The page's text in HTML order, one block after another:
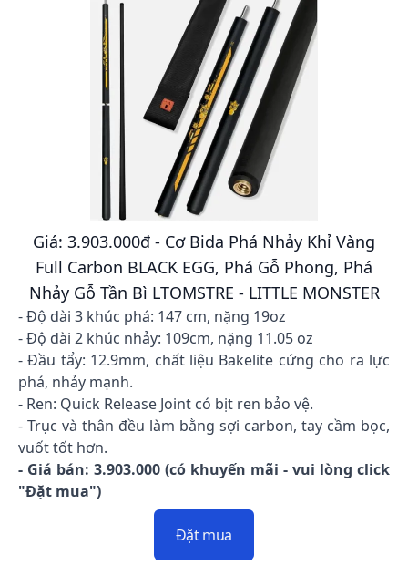
Giá: 3.903.000đ - Cơ Bida Phá Nhảy Khỉ Vàng
Full Carbon BLACK EGG, Phá Gỗ Phong, Phá
Nhảy Gỗ Tần Bì LTOMSTRE - LITTLE MONSTER
- Độ dài 3 khúc phá: 147 cm, nặng 19oz
- Độ dài 2 khúc nhảy: 109cm, nặng 11.05 oz
- Đầu tẩy: 12.9mm, chất liệu Bakelite cứng cho ra lực
phá, nhảy mạnh.
- Ren: Quick Release Joint có bịt ren bảo vệ.
- Trục và thân đều làm bằng sợi carbon, tay cầm bọc,
vuốt tốt hơn.
- Giá bán: 3.903.000 (có khuyến mãi - vui lòng click
"Đặt mua")
Đặt mua